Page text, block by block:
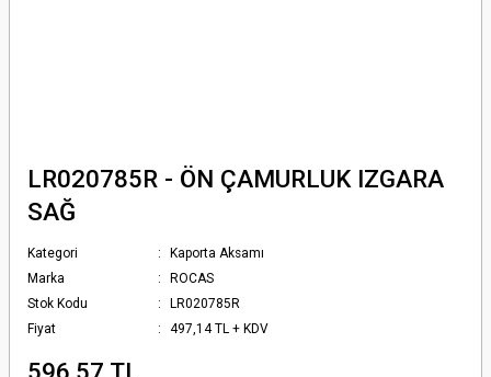
LR020785R - ÖN ÇAMURLUK IZGARA
SAĞ
Kategori
Kaporta Aksamı
Marka
ROCAS
Stok Kodu
LR020785R
Fiyat
497,14 TL + KDV